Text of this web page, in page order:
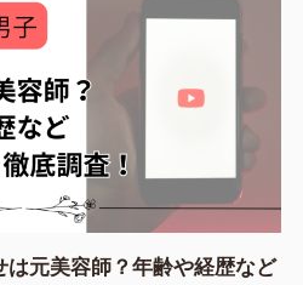
は元美容師？年齢や経歴など